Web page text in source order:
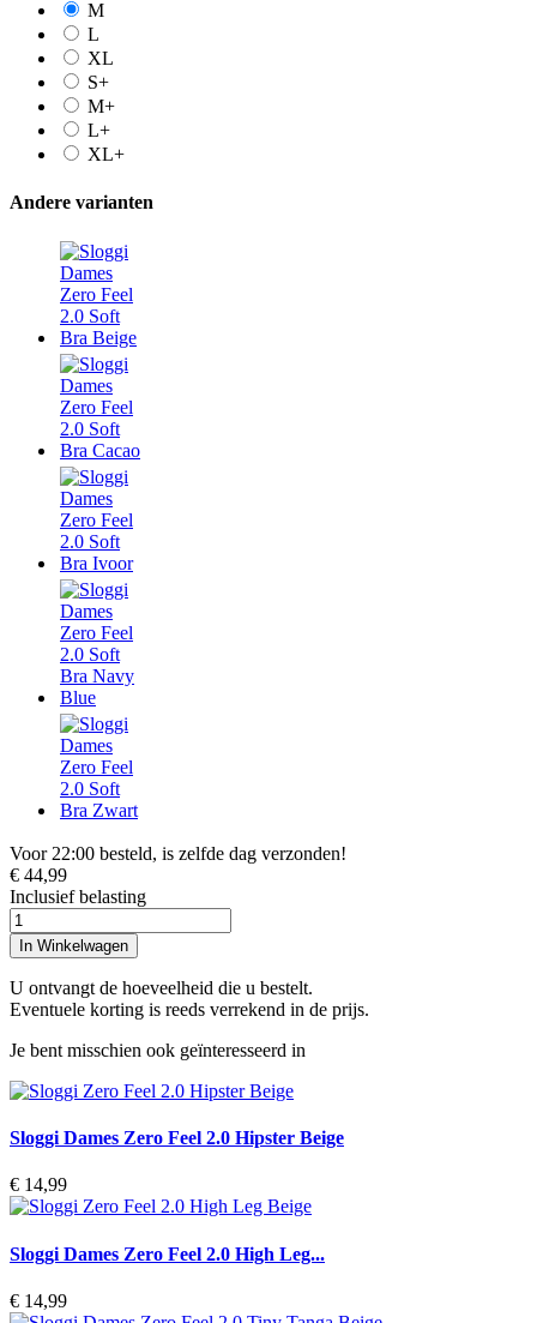
M
L
XL
S+
M+
L+
XL+
Andere varianten
Voor 22:00 besteld, is zelfde dag verzonden!
€ 44,99
Inclusief belasting
In Winkelwagen
U ontvangt de hoeveelheid die u bestelt.
Eventuele korting is reeds verrekend in de prijs.
Je bent misschien ook geïnteresseerd in
Sloggi Dames Zero Feel 2.0 Hipster Beige
€ 14,99
Sloggi Dames Zero Feel 2.0 High Leg...
€ 14,99